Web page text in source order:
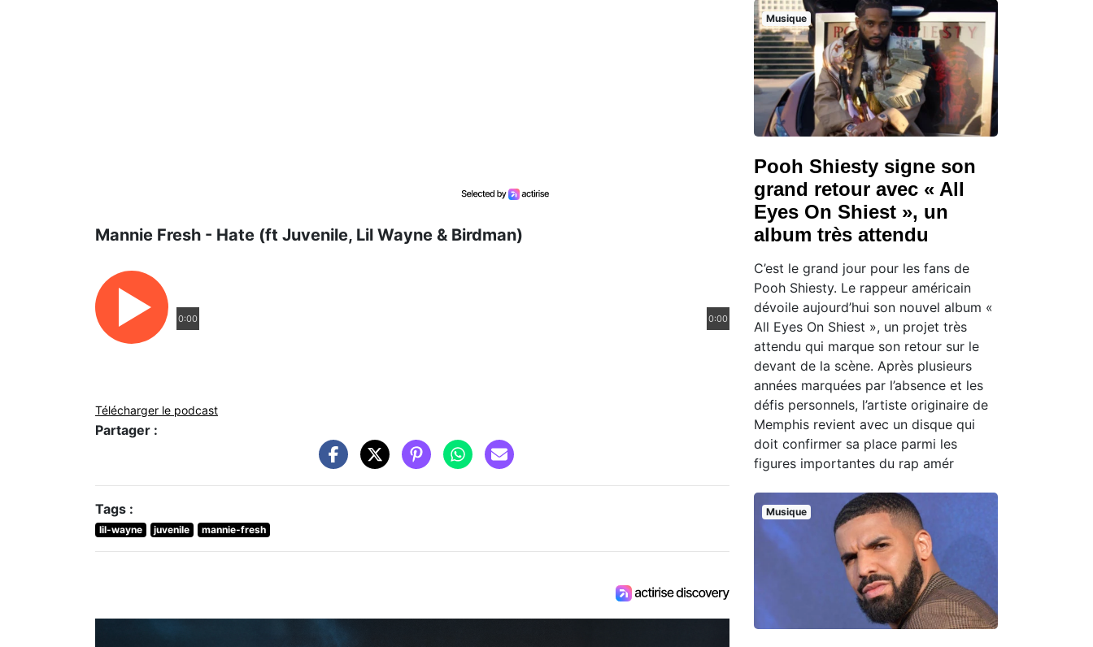
Mannie Fresh - Hate (ft Juvenile, Lil Wayne & Birdman)
0:00 0:00
Télécharger le podcast
Partager :
Tags :
lil-wayne juvenile mannie-fresh
Musique
Pooh Shiesty signe son
grand retour avec « All
Eyes On Shiest », un
album très attendu
C’est le grand jour pour les fans de
Pooh Shiesty. Le rappeur américain
dévoile aujourd’hui son nouvel album «
All Eyes On Shiest », un projet très
attendu qui marque son retour sur le
devant de la scène. Après plusieurs
années marquées par l’absence et les
défis personnels, l’artiste originaire de
Memphis revient avec un disque qui
doit confirmer sa place parmi les
figures importantes du rap amér
Musique